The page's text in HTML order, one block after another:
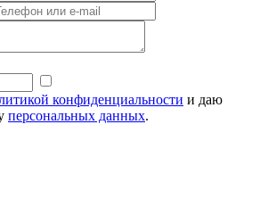
конфиденциальности и даю
персональных данных.